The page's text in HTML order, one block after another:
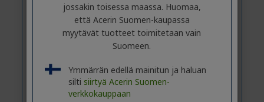
jossakin toisessa maassa. Huomaa,
että Acerin Suomen-kaupassa
myytävät tuotteet toimitetaan vain
Suomeen.
Ymmärrän edellä mainitun ja haluan
silti siirtyä Acerin Suomen-
verkkokauppaan